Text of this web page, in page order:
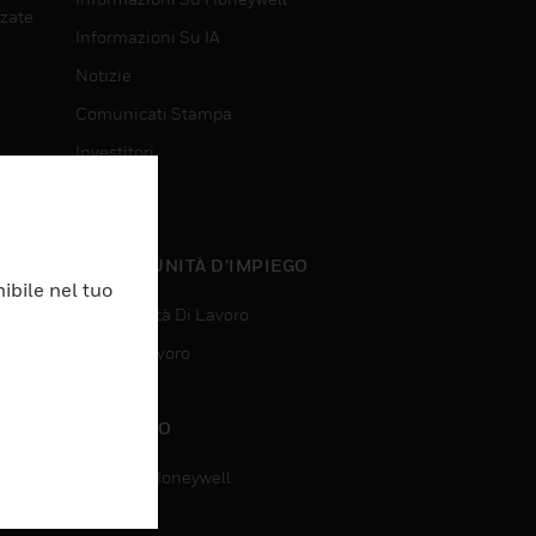
Informazioni Su IA
Notizie
Comunicati Stampa
Investitori
OPPORTUNITÀ D’IMPIEGO
Opportunità Di Lavoro
Ricerca Lavoro
CONTATTO
Contatta Honeywell
nel tuo